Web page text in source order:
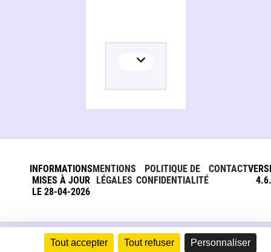
Tout accepter Tout refuser Personnaliser
INFORMATIONS
MISES À JOUR
LE 28-04-2026
MENTIONS
LÉGALES
POLITIQUE DE
CONFIDENTIALITÉ
CONTACT